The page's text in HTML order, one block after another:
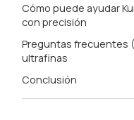
Cómo puede ayudar
con precisión
Preguntas frecuentes
ultrafinas
Conclusión